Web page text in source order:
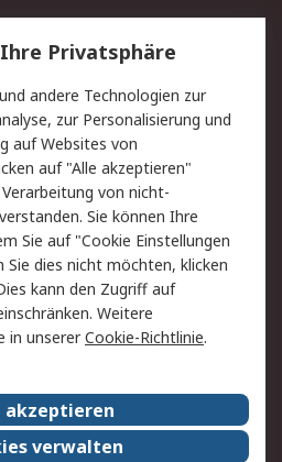
Lieferlösungen
Kontakt
Datenschutz
Zahlungsbedingungen
Webseite Konditionen
RS weltweit
Nachhaltigkeit
Privatsphäre
andere Technologien zur
zur Personalisierung und
auf Websites von
auf "Alle akzeptieren"
von nicht-
Sie können Ihre
Sie auf "Cookie Einstellungen
Sie dies nicht möchten, klicken
kann den Zugriff auf
Weitere
in unsererCookie-Richtlinie.
akzeptieren
verwalten